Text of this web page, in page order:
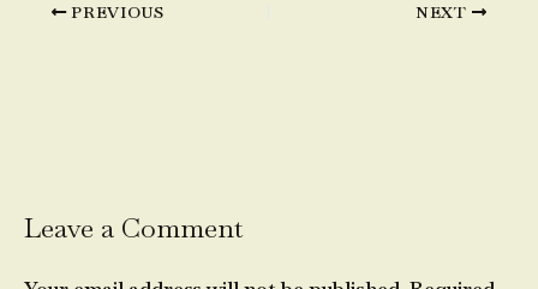
PREVIOUS NEXT
Leave a Comment